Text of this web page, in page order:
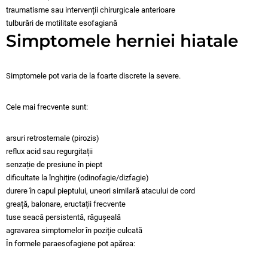
traumatisme sau intervenții chirurgicale anterioare
tulburări de motilitate esofagiană
Simptomele herniei hiatale
Simptomele pot varia de la foarte discrete la severe.
Cele mai frecvente sunt:
arsuri retrosternale (pirozis)
reflux acid sau regurgitații
senzație de presiune în piept
dificultate la înghițire (odinofagie/dizfagie)
durere în capul pieptului, uneori similară atacului de cord
greață, balonare, eructații frecvente
tuse seacă persistentă, răgușeală
agravarea simptomelor în poziție culcată
În formele paraesofagiene pot apărea: